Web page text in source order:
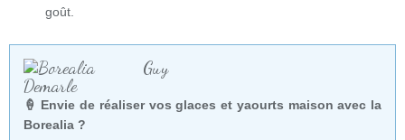
goût.
🍦 Envie de réaliser vos glaces et yaourts maison avec la
Borealia ?